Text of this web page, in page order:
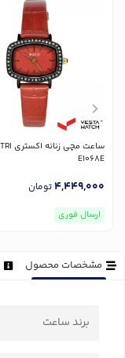
E1068E
4,449,000تومان
ارسال فوری
مشخصات محصول
برند ساعت